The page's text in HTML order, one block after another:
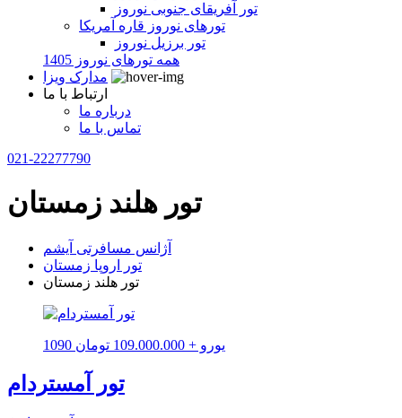
تور آفریقای جنوبی نوروز
تورهای نوروز قاره آمریکا
تور برزیل نوروز
همه تورهای نوروز 1405
مدارک ویزا
ارتباط با ما
درباره ما
تماس با ما
021-22277790
تور هلند زمستان
آژانس مسافرتی آیشم
تور اروپا زمستان
تور هلند زمستان
1090 یورو + 109.000.000 تومان
تور آمستردام